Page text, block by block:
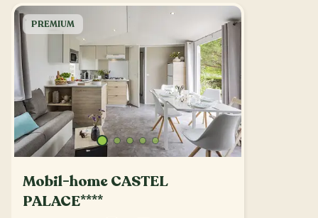
PREMIUM
Mobil-home CASTEL
PALACE****